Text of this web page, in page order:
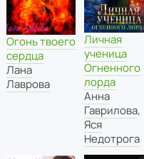
Огонь твоего
сердца
Лана
Лаврова
Личная
ученица
Огненного
лорда
Анна
Гаврилова,
Яся
Недотрога